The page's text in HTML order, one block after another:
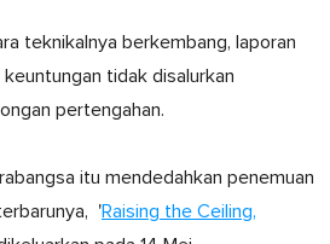
teknikalnya berkembang, laporan
tidak disalurkan
pertengahan.
itu mendedahkan penemuan
'Raising the Ceiling,